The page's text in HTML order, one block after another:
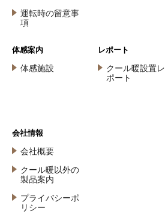
運転時の留意事
項
体感案内
体感施設
レポート
クール暖設置レ
ポート
会社情報
会社概要
クール暖以外の
製品案内
プライバシーポ
リシー